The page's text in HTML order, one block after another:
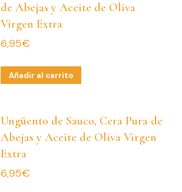
de Abejas y Aceite de Oliva
Virgen Extra
6,95€
Añadir al carrito
Ungüento de Sauco, Cera Pura de
Abejas y Aceite de Oliva Virgen
Extra
6,95€